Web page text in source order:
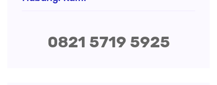
0821 5719 5925